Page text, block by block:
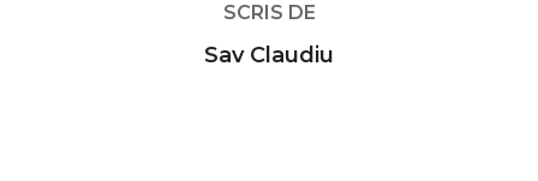
SCRIS DE
Sav Claudiu